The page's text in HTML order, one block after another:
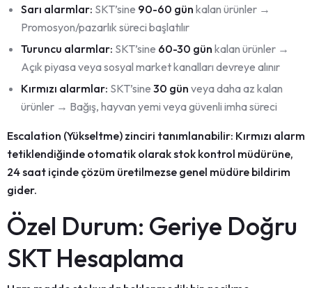
Sarı alarmlar: SKT’sine 90-60 gün kalan ürünler →
Promosyon/pazarlık süreci başlatılır
Turuncu alarmlar: SKT’sine 60-30 gün kalan ürünler →
Açık piyasa veya sosyal market kanalları devreye alınır
Kırmızı alarmlar: SKT’sine 30 gün veya daha az kalan
ürünler → Bağış, hayvan yemi veya güvenli imha süreci
Escalation (Yükseltme) zinciri tanımlanabilir: Kırmızı alarm
tetiklendiğinde otomatik olarak stok kontrol müdürüne,
24 saat içinde çözüm üretilmezse genel müdüre bildirim
gider.
Özel Durum: Geriye Doğru
SKT Hesaplama